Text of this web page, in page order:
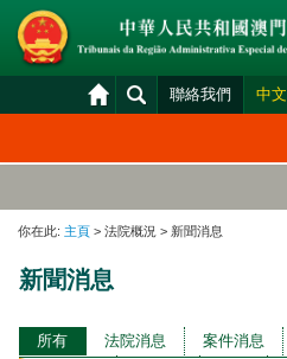
聯絡我們 中文
法院概況
案件分發及排期
司法變賣
你在此: 主頁 > 法院概況 > 新聞消息
新聞消息
所有 法院消息 案件消息